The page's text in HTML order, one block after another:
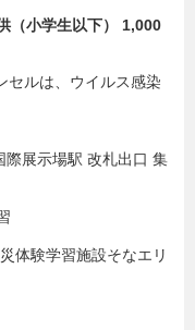
学生以下） 1,000
セルは、ウイルス感染
展示場駅 改札出口 集
体験学習施設そなエリ